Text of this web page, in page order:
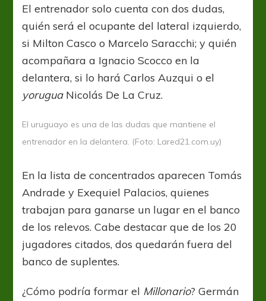
El entrenador solo cuenta con dos dudas,
quién será el ocupante del lateral izquierdo,
si Milton Casco o Marcelo Saracchi; y quién
acompañara a Ignacio Scocco en la
delantera, si lo hará Carlos Auzqui o el
yoruguaNicolás De La Cruz.
El uruguayo es una de las dudas que mantiene el
entrenador en la delantera. (Foto: Lared21.com.uy)
En la lista de concentrados aparecen Tomás
Andrade y Exequiel Palacios, quienes
trabajan para ganarse un lugar en el banco
de los relevos. Cabe destacar que de los 20
jugadores citados, dos quedarán fuera del
banco de suplentes.
¿Cómo podría formar el Millonario? Germán